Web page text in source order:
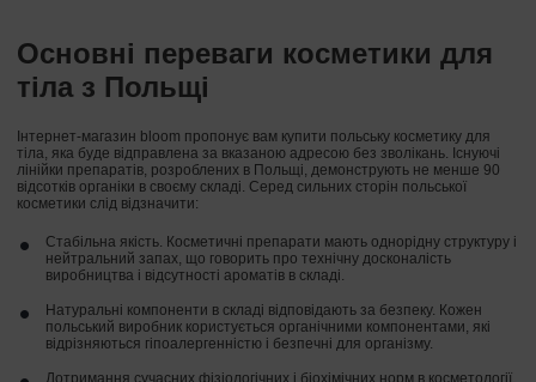
Основні переваги косметики для
тіла з Польщі
Інтернет-магазин bloom пропонує вам купити польську косметику для
тіла, яка буде відправлена за вказаною адресою без зволікань. Існуючі
лінійки препаратів, розроблених в Польщі, демонструють не менше 90
відсотків органіки в своєму складі. Серед сильних сторін польської
косметики слід відзначити:
Стабільна якість. Косметичні препарати мають однорідну структуру і
нейтральний запах, що говорить про технічну досконалість
виробництва і відсутності ароматів в складі.
Натуральні компоненти в складі відповідають за безпеку. Кожен
польський виробник користується органічними компонентами, які
відрізняються гіпоалергенністю і безпечні для організму.
Дотримання сучасних фізіологічних і біохімічних норм в косметології.